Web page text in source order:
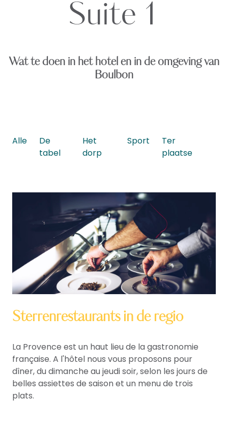
Suite 1
Wat te doen in het hotel en in de omgeving van
Boulbon
Alle
De
tabel
Het
dorp
Sport
Ter
plaatse
Sterrenrestaurants in de regio
La Provence est un haut lieu de la gastronomie
française. A l'hôtel nous vous proposons pour
dîner, du dimanche au jeudi soir, selon les jours de
belles assiettes de saison et un menu de trois
plats.